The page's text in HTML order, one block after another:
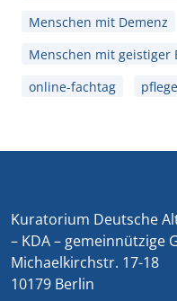
Menschen mit Demenz
Menschen mit geistiger
online-fachtag
Kuratorium Deutsche
– KDA – gemeinnützige
Michaelkirchstr. 17-18
10179 Berlin